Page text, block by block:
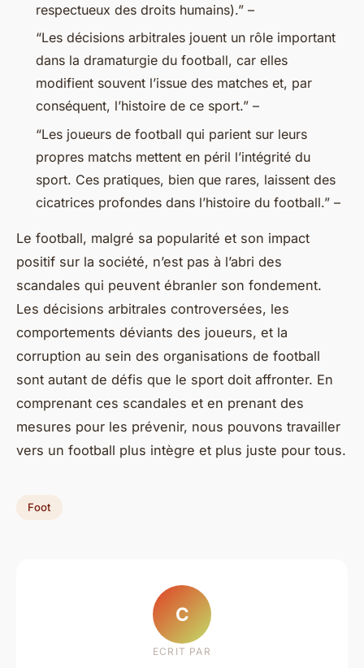
respectueux des droits humains).” –
“Les décisions arbitrales jouent un rôle important
dans la dramaturgie du football, car elles
modifient souvent l’issue des matches et, par
conséquent, l’histoire de ce sport.” –
“Les joueurs de football qui parient sur leurs
propres matchs mettent en péril l’intégrité du
sport. Ces pratiques, bien que rares, laissent des
cicatrices profondes dans l’histoire du football.” –
Le football, malgré sa popularité et son impact
positif sur la société, n’est pas à l’abri des
scandales qui peuvent ébranler son fondement.
Les décisions arbitrales controversées, les
comportements déviants des joueurs, et la
corruption au sein des organisations de football
sont autant de défis que le sport doit affronter. En
comprenant ces scandales et en prenant des
mesures pour les prévenir, nous pouvons travailler
vers un football plus intègre et plus juste pour tous.
Foot
C
ECRIT PAR